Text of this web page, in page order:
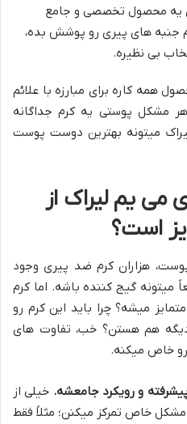
یه محصول تخصصی و جامع
جنبه های پیری رو پوشش بده،
بی نظیره.
همه کاره برای مبارزه با علائم
مشکل پوستی یه کرم جداگانه
میتونه بهترین دوست پوست
می یم لیراک از
است؟
هزاران کرم ضد پیری وجود
میتونه گیج کننده باشه. اما کرم
میشه؟ چرا باید این کرم رو
دیگه هم هستن؟ خب، تفاوت های
رو خاص میکنه.
و رویکرد جامعشه. خیلی از
خاص تمرکز میکنن؛ مثلاً فقط